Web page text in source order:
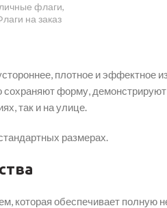
флаги,
на заказ
плотное и эффектное
сохраняют форму,
так и на улице.
размерах.
которая обеспечивает полную